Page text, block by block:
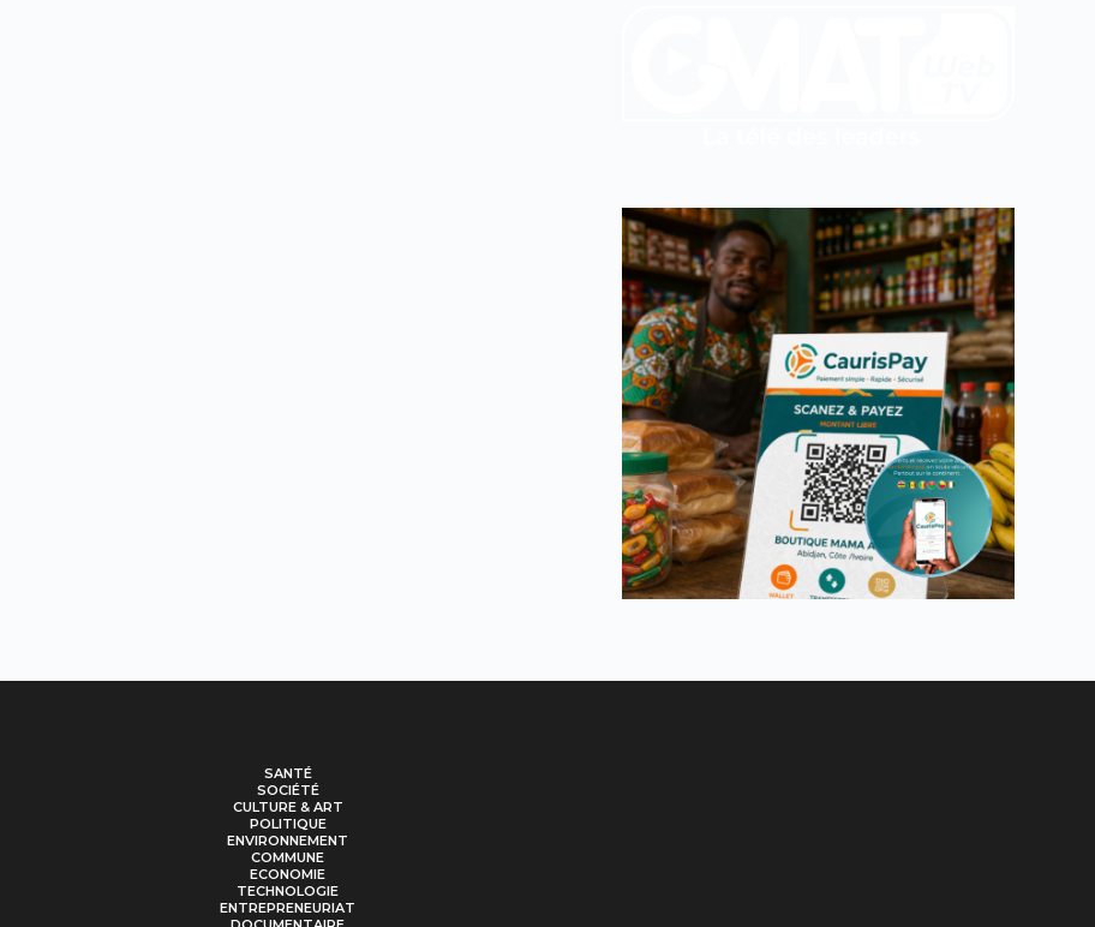
SANTÉ
SOCIÉTÉ
CULTURE & ART
POLITIQUE
ENVIRONNEMENT
COMMUNE
ECONOMIE
TECHNOLOGIE
ENTREPRENEURIAT